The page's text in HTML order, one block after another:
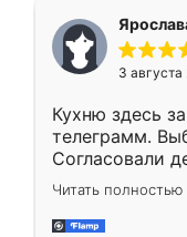
3 августа
Кухню здесь
телеграмм.
Согласовали
недели кухня
довольны
мебель за
Читать полностью